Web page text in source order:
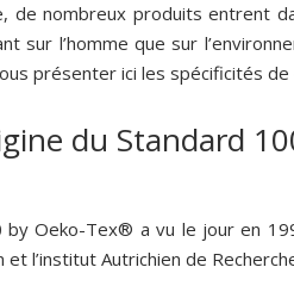
de nombreux produits entrent
sur l’homme que sur
présenter ici les spécificités de
du Standard
by Oeko-Tex® a vu le jour en
et l’institut Autrichien de